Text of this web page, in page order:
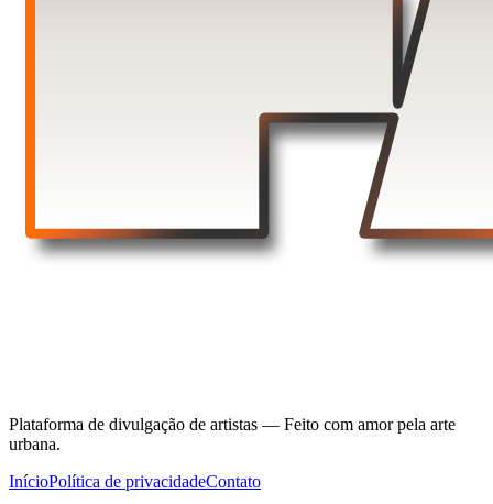
Plataforma de divulgação de artistas — Feito com amor pela arte
urbana.
InícioPolítica de privacidadeContato